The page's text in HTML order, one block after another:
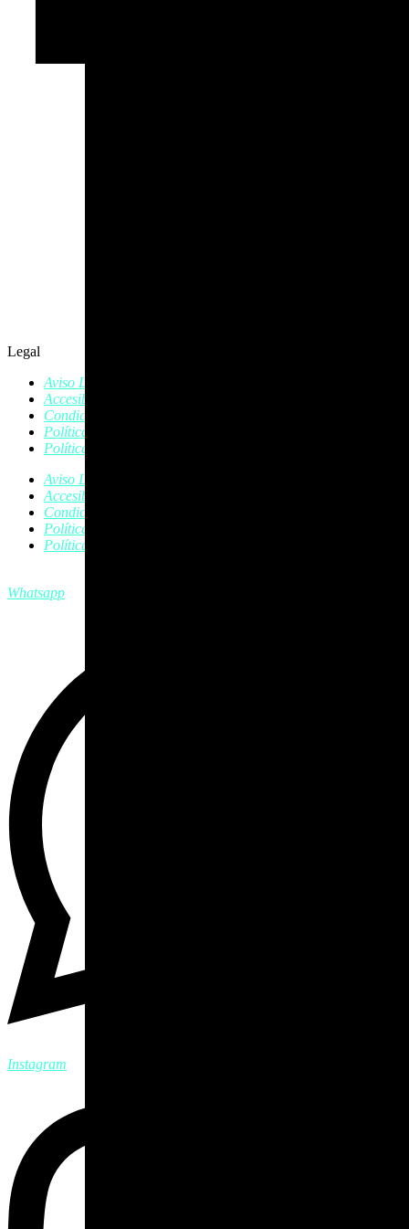
Legal
Aviso Legal
Accesibilidad
Condiciones de Compra
Política de Cookies
Política de Privacidad
Aviso Legal
Accesibilidad
Condiciones de Compra
Política de Cookies
Política de Privacidad
Whatsapp
Instagram